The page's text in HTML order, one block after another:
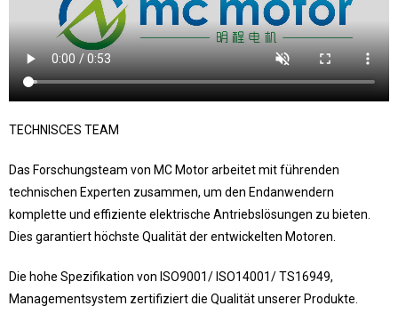
TECHNISCES TEAM
Das Forschungsteam von MC Motor arbeitet mit führenden
technischen Experten zusammen, um den Endanwendern
komplette und effiziente elektrische Antriebslösungen zu bieten.
Dies garantiert höchste Qualität der entwickelten Motoren.
Die hohe Spezifikation von ISO9001/ ISO14001/ TS16949,
Managementsystem zertifiziert die Qualität unserer Produkte.